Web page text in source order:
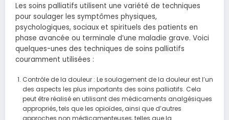
Les soins palliatifs utilisent une variété de techniques
pour soulager les symptômes physiques,
psychologiques, sociaux et spirituels des patients en
phase avancée ou terminale d’une maladie grave. Voici
quelques-unes des techniques de soins palliatifs
couramment utilisées :
Contrôle de la douleur : Le soulagement de la douleur est l’un
des aspects les plus importants des soins palliatifs. Cela
peut être réalisé en utilisant des médicaments analgésiques
appropriés, tels que les opioïdes, ainsi que d’autres
approches non médicamenteuses, telles que la